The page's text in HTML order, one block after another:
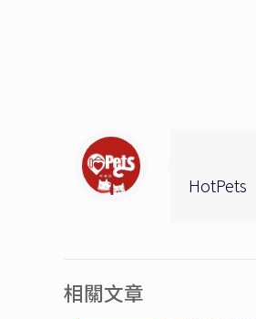
HotPets
相關文章